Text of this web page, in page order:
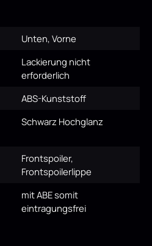
Unten, Vorne
Lackierung nicht
erforderlich
ABS-Kunststoff
Schwarz Hochglanz
Frontspoiler,
Frontspoilerlippe
mit ABE somit
eintragungsfrei